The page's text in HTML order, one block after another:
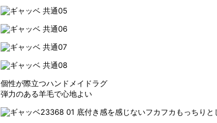
個性が際立つハンドメイドラグ
弾力のある羊毛で心地よい
底付き感を感じないフカフカもっちりと